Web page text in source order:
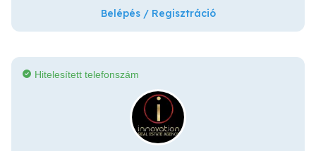
Belépés / Regisztráció
Hitelesített telefonszám